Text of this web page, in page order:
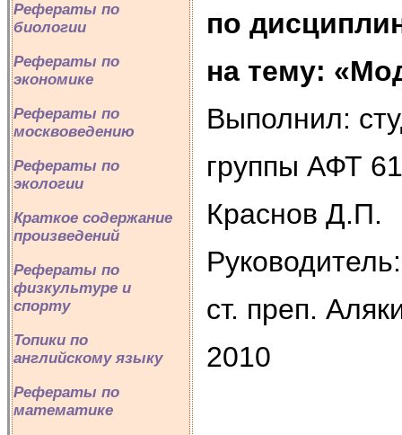
Рефераты по
биологии
Рефераты по
экономике
Рефераты по
москвоведению
Рефераты по
экологии
Краткое содержание
произведений
Рефераты по
физкультуре и
спорту
Топики по
английскому языку
Рефераты по
математике
по
на тему:
Выполнил:
группы АФТ
Краснов Д.П.
Руководитель:
ст. преп.
2010